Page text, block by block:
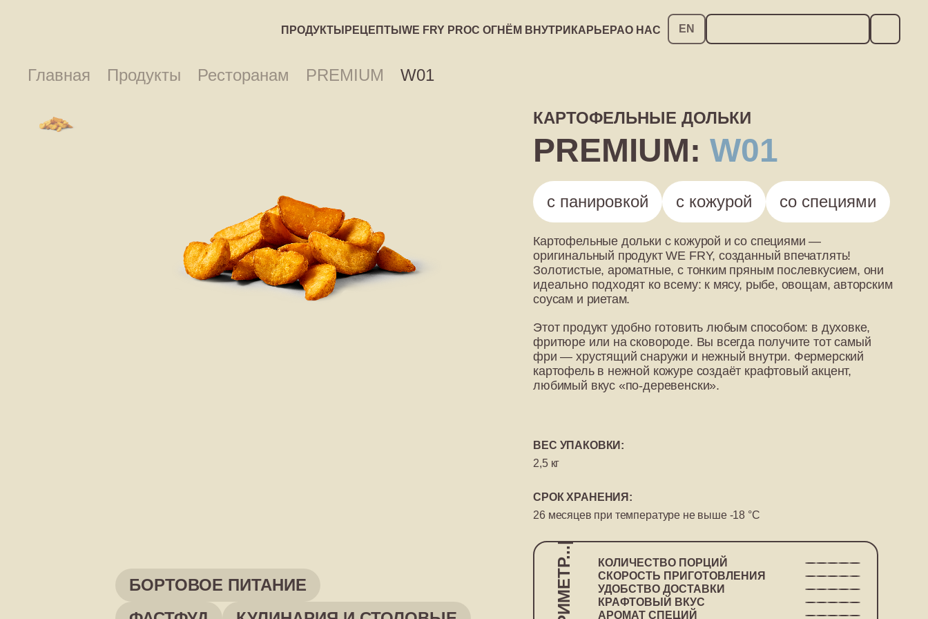
ПРОДУКТЫ РЕЦЕПТЫ WE FRY PROС ОГНЁМ ВНУТРИ КАРЬЕРАО НАС EN
Главная Продукты Ресторанам PREMIUM W01
БОРТОВОЕ ПИТАНИЕ
КАРТОФЕЛЬНЫЕ ДОЛЬКИ
PREMIUM:W01
с панировкой с кожурой со специями
Картофельные дольки с кожурой и со специями —
оригинальный продукт WE FRY, созданный впечатлять!
Золотистые, ароматные, с тонким пряным послевкусием, они
идеально подходят ко всему: к мясу, рыбе, овощам, авторским
соусам и риетам.
Этот продукт удобно готовить любым способом: в духовке,
фритюре или на сковороде. Вы всегда получите тот самый
фри — хрустящий снаружи и нежный внутри. Фермерский
картофель в нежной кожуре создаёт крафтовый акцент,
любимый вкус «по-деревенски».
ВЕС УПАКОВКИ:
2,5 кг
СРОК ХРАНЕНИЯ:
26 месяцев при температуре не выше -18 °C
ФРИМЕТР...|
КОЛИЧЕСТВО ПОРЦИЙ
СКОРОСТЬ ПРИГОТОВЛЕНИЯ
УДОБСТВО ДОСТАВКИ
КРАФТОВЫЙ ВКУС
АРОМАТ СПЕЦИЙ
С ОГНЁМ ВНУТРИ КАРЬЕРА